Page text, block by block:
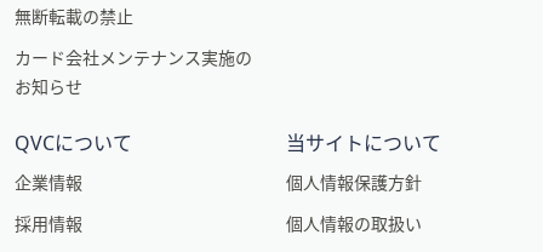
無断転載の禁止
カード会社メンテナンス実施の
お知らせ
QVCについて
企業情報
採用情報
当サイトについて
個人情報保護方針
個人情報の取扱い